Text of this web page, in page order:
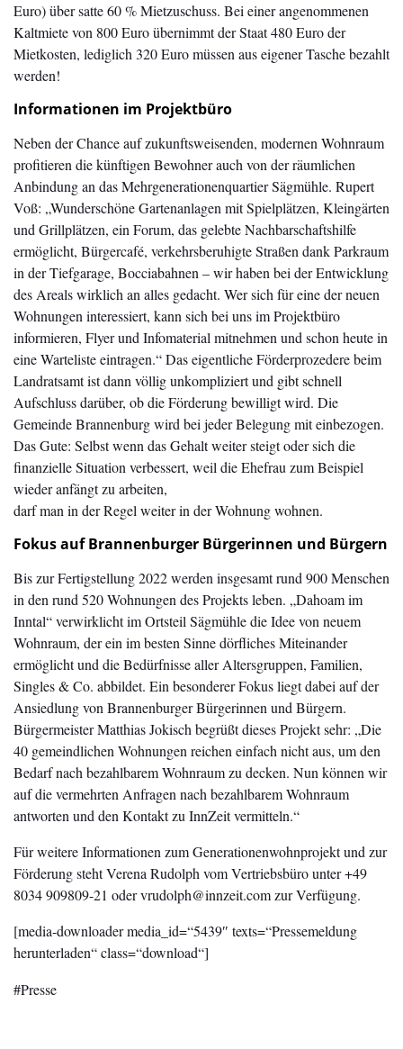
Euro) über satte 60 % Mietzuschuss. Bei einer angenommenen
Kaltmiete von 800 Euro übernimmt der Staat 480 Euro der
Mietkosten, lediglich 320 Euro müssen aus eigener Tasche bezahlt
werden!
Informationen im Projektbüro
Neben der Chance auf zukunftsweisenden, modernen Wohnraum
profitieren die künftigen Bewohner auch von der räumlichen
Anbindung an das Mehrgenerationenquartier Sägmühle. Rupert
Voß: „Wunderschöne Gartenanlagen mit Spielplätzen, Kleingärten
und Grillplätzen, ein Forum, das gelebte Nachbarschaftshilfe
ermöglicht, Bürgercafé, verkehrsberuhigte Straßen dank Parkraum
in der Tiefgarage, Bocciabahnen – wir haben bei der Entwicklung
des Areals wirklich an alles gedacht. Wer sich für eine der neuen
Wohnungen interessiert, kann sich bei uns im Projektbüro
informieren, Flyer und Infomaterial mitnehmen und schon heute in
eine Warteliste eintragen.“ Das eigentliche Förderprozedere beim
Landratsamt ist dann völlig unkompliziert und gibt schnell
Aufschluss darüber, ob die Förderung bewilligt wird. Die
Gemeinde Brannenburg wird bei jeder Belegung mit einbezogen.
Das Gute: Selbst wenn das Gehalt weiter steigt oder sich die
finanzielle Situation verbessert, weil die Ehefrau zum Beispiel
wieder anfängt zu arbeiten,
darf man in der Regel weiter in der Wohnung wohnen.
Fokus auf Brannenburger Bürgerinnen und Bürgern
Bis zur Fertigstellung 2022 werden insgesamt rund 900 Menschen
in den rund 520 Wohnungen des Projekts leben. „Dahoam im
Inntal“ verwirklicht im Ortsteil Sägmühle die Idee von neuem
Wohnraum, der ein im besten Sinne dörfliches Miteinander
ermöglicht und die Bedürfnisse aller Altersgruppen, Familien,
Singles & Co. abbildet. Ein besonderer Fokus liegt dabei auf der
Ansiedlung von Brannenburger Bürgerinnen und Bürgern.
Bürgermeister Matthias Jokisch begrüßt dieses Projekt sehr: „Die
40 gemeindlichen Wohnungen reichen einfach nicht aus, um den
Bedarf nach bezahlbarem Wohnraum zu decken. Nun können wir
auf die vermehrten Anfragen nach bezahlbarem Wohnraum
antworten und den Kontakt zu InnZeit vermitteln.“
Für weitere Informationen zum Generationenwohnprojekt und zur
Förderung steht Verena Rudolph vom Vertriebsbüro unter +49
8034 909809-21 oder vrudolph@innzeit.com zur Verfügung.
[media-downloader media_id=“5439″ texts=“Pressemeldung
herunterladen“ class=“download“]
Presse